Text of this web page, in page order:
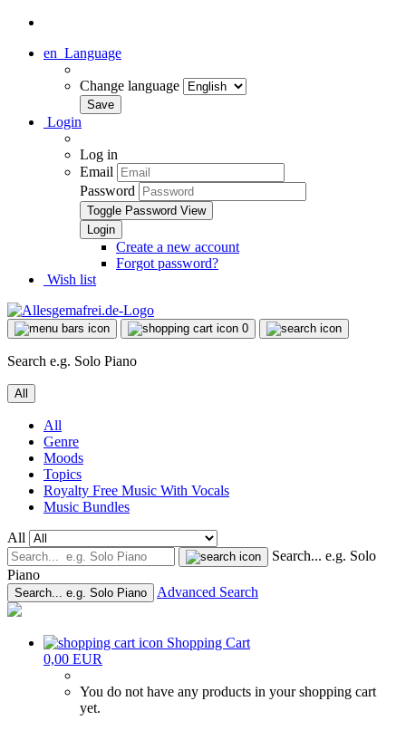
en Language
Change language
Login
Log in
Email
Password
Toggle Password View
Create a new account
Forgot password?
Wish list
0
Search e.g. Solo Piano
All
All
Genre
Moods
Topics
Royalty Free Music With Vocals
Music Bundles
All
Search... e.g. Solo
Piano
Search... e.g. Solo Piano Advanced Search
Shopping Cart
0,00 EUR
You do not have any products in your shopping cart
yet.